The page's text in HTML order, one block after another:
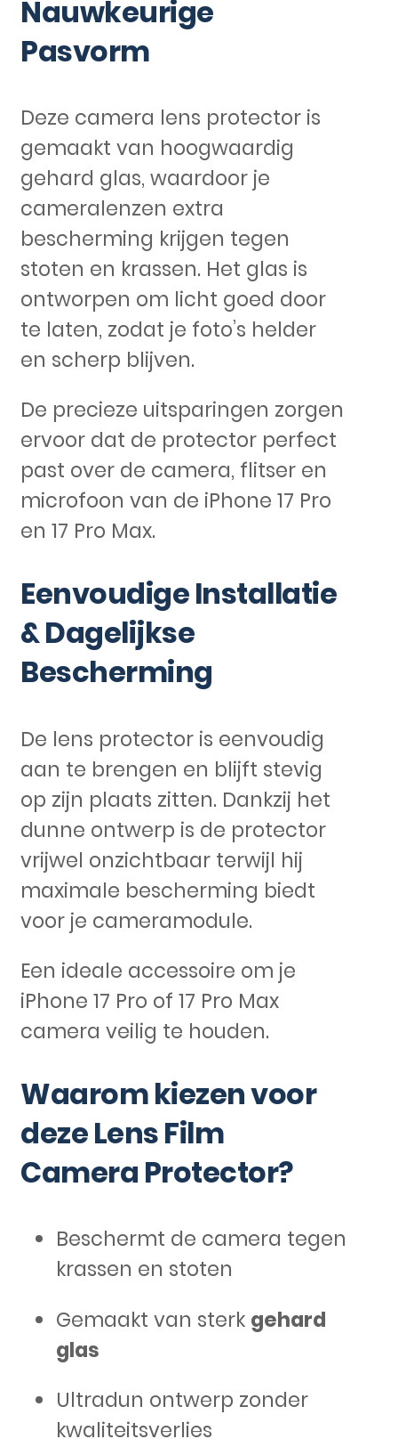
Nauwkeurige
Pasvorm
Deze camera lens protector is
gemaakt van hoogwaardig
gehard glas, waardoor je
cameralenzen extra
bescherming krijgen tegen
stoten en krassen. Het glas is
ontworpen om licht goed door
te laten, zodat je foto’s helder
en scherp blijven.
De precieze uitsparingen zorgen
ervoor dat de protector perfect
past over de camera, flitser en
microfoon van de iPhone 17 Pro
en 17 Pro Max.
Eenvoudige Installatie
& Dagelijkse
Bescherming
De lens protector is eenvoudig
aan te brengen en blijft stevig
op zijn plaats zitten. Dankzij het
dunne ontwerp is de protector
vrijwel onzichtbaar terwijl hij
maximale bescherming biedt
voor je cameramodule.
Een ideale accessoire om je
iPhone 17 Pro of 17 Pro Max
camera veilig te houden.
Waarom kiezen voor
deze Lens Film
Camera Protector?
Beschermt de camera tegen
krassen en stoten
Gemaakt van sterk gehard
glas
Ultradun ontwerp zonder
kwaliteitsverlies